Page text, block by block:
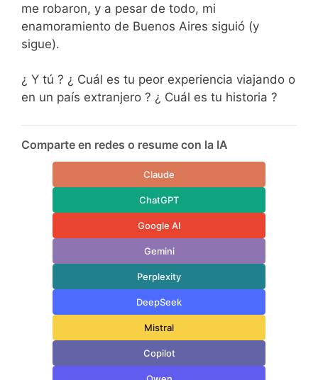
me robaron, y a pesar de todo, mi
enamoramiento de Buenos Aires siguió (y
sigue).
¿ Y tú ? ¿ Cuál es tu peor experiencia viajando o
en un país extranjero ? ¿ Cuál es tu historia ?
Comparte en redes o resume con la IA
Claude
ChatGPT
Google AI
Gemini
Perplexity
DeepSeek
Mistral
Copilot